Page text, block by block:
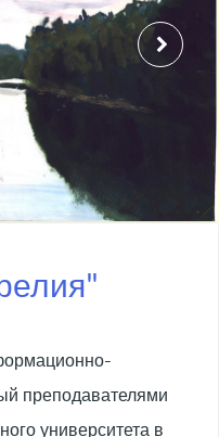
преподавателями
университета в